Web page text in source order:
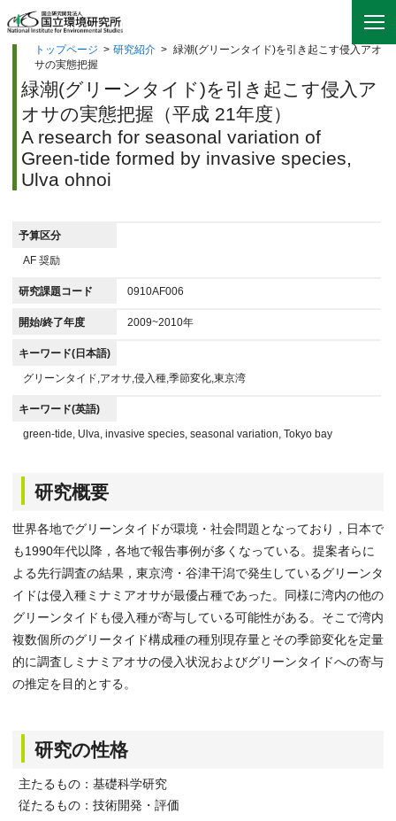
トップページ > 研究紹介 > 緑潮(グリーンタイド)を引き起こす侵入アオ
サの実態把握
緑潮(グリーンタイド)を引き起こす侵入ア
オサの実態把握（平成 21年度）
A research for seasonal variation of
Green-tide formed by invasive species,
Ulva ohnoi
予算区分
AF 奨励
研究課題コード 0910AF006
開始/終了年度 2009~2010年
キーワード(日本語)
グリーンタイド,アオサ,侵入種,季節変化,東京湾
キーワード(英語)
green-tide, Ulva, invasive species, seasonal variation, Tokyo bay
研究概要
世界各地でグリーンタイドが環境・社会問題となっており，日本で
も1990年代以降，各地で報告事例が多くなっている。提案者らに
よる先行調査の結果，東京湾・谷津干潟で発生しているグリーンタ
イドは侵入種ミナミアオサが最優占種であった。同様に湾内の他の
グリーンタイドも侵入種が寄与している可能性がある。そこで湾内
複数個所のグリータイド構成種の種別現存量とその季節変化を定量
的に調査しミナミアオサの侵入状況およびグリーンタイドへの寄与
の推定を目的とする。
研究の性格
主たるもの：基礎科学研究
従たるもの：技術開発・評価